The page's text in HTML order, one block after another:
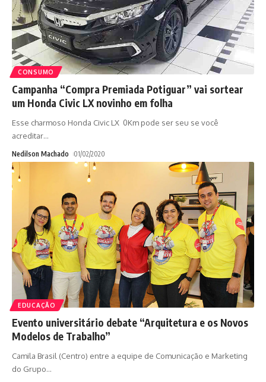
CONSUMO
Campanha “Compra Premiada Potiguar” vai sortear
um Honda Civic LX novinho em folha
Esse charmoso Honda Civic LX 0Km pode ser seu se você
acreditar…
Nedilson Machado 01/02/2020
EDUCAÇÃO
Evento universitário debate “Arquitetura e os Novos
Modelos de Trabalho”
Camila Brasil (Centro) entre a equipe de Comunicação e Marketing
do Grupo…